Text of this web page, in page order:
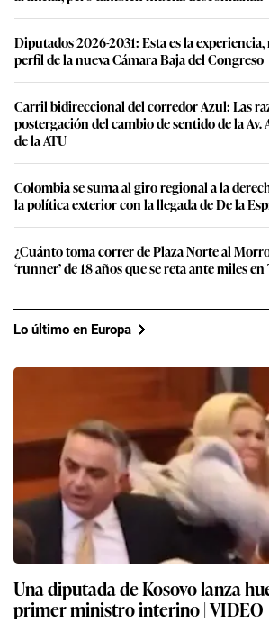
Diputados 2026-2031: Esta es la
perfil de la nueva Cámara Baja del Congreso
Carril bidireccional del corredor Azul: Las
postergación del cambio de sentido de la
de la ATU
Colombia se suma al giro regional a la
la política exterior con la llegada de De la
¿Cuánto toma correr de Plaza Norte al
‘runner’ de 18 años que se reta ante miles
Lo último en Europa
Una diputada de Kosovo lanza
primer ministro interino | VIDEO